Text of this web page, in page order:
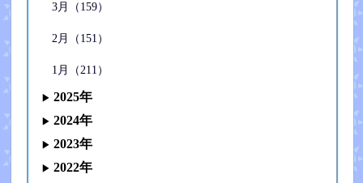
3月（159）
2月（151）
1月（211）
2025年
2024年
2023年
2022年